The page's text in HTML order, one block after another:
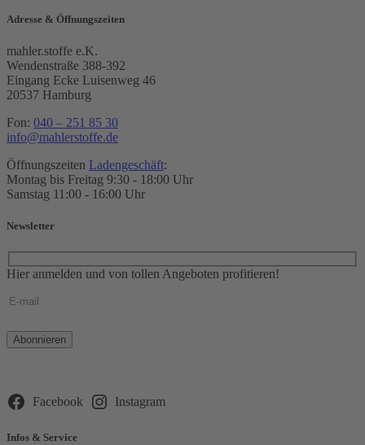
Adresse & Öffnungszeiten
mahler.stoffe e.K.
Wendenstraße 388-392
Eingang Ecke Luisenweg 46
20537 Hamburg
Fon: 040 – 251 85 30
info@mahlerstoffe.de
Öffnungszeiten Ladengeschäft:
Montag bis Freitag 9:30 - 18:00 Uhr
Samstag 11:00 - 16:00 Uhr
Newsletter
Hier anmelden und von tollen Angeboten profitieren!
Bitte
lasse
leer.
Facebook Instagram
Infos & Service